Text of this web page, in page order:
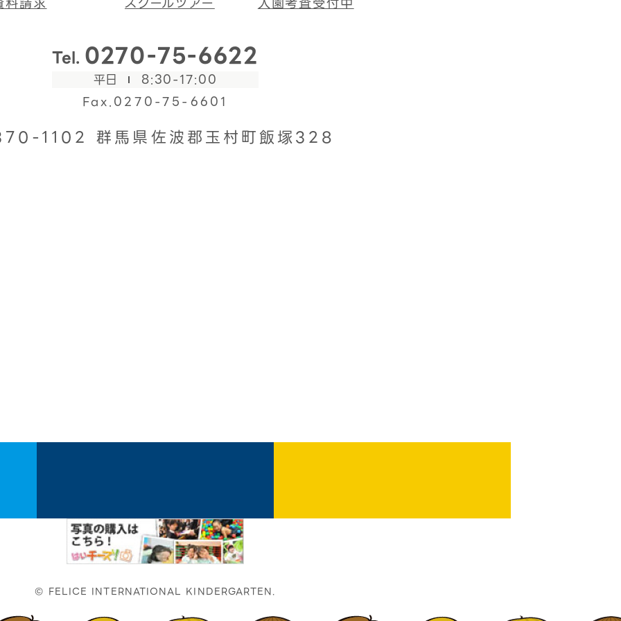
Tel. 0270-75-6622
平日
8:30-17:00
Fax.0270-75-6601
1102 群馬県佐波郡玉村町飯塚328
© FELICE INTERNATIONAL KINDERGARTEN.